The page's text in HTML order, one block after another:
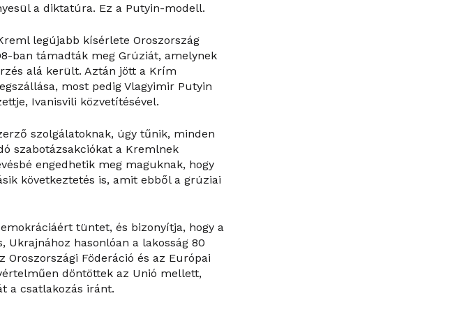
a diktatúra. Ez a Putyin-modell.
legújabb kísérlete Oroszország
ban támadták meg Grúziát, amelynek
alá került. Aztán jött a Krím
most pedig Vlagyimir Putyin
Ivanisvili közvetítésével.
szolgálatoknak, úgy tűnik, minden
szabotázsakciókat a Kremlnek
engedhetik meg maguknak, hogy
következtetés is, amit ebből a grúziai
tüntet, és bizonyítja, hogy a
Ukrajnához hasonlóan a lakosság 80
Föderáció és az Európai
döntöttek az Unió mellett,
a csatlakozás iránt.